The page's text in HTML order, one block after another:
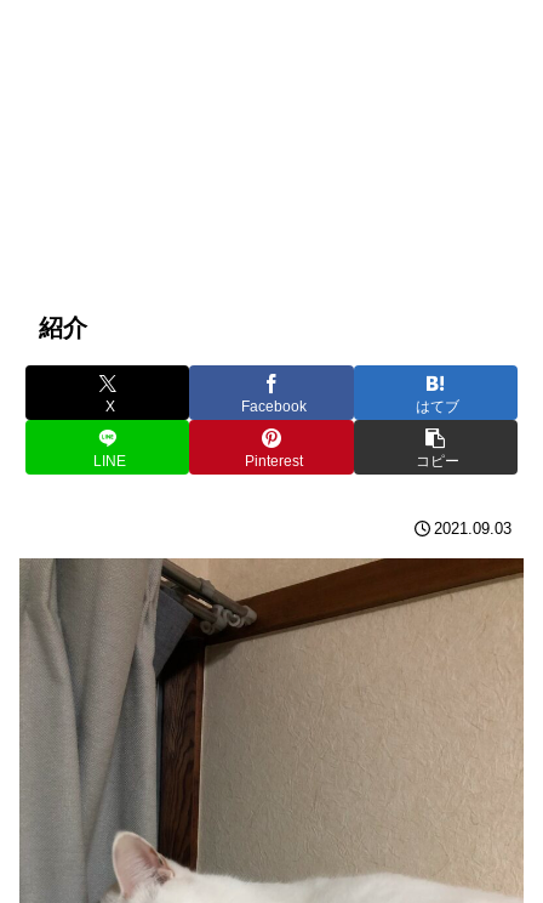
紹介
X Facebook はてブ
LINE Pinterest コピー
2021.09.03